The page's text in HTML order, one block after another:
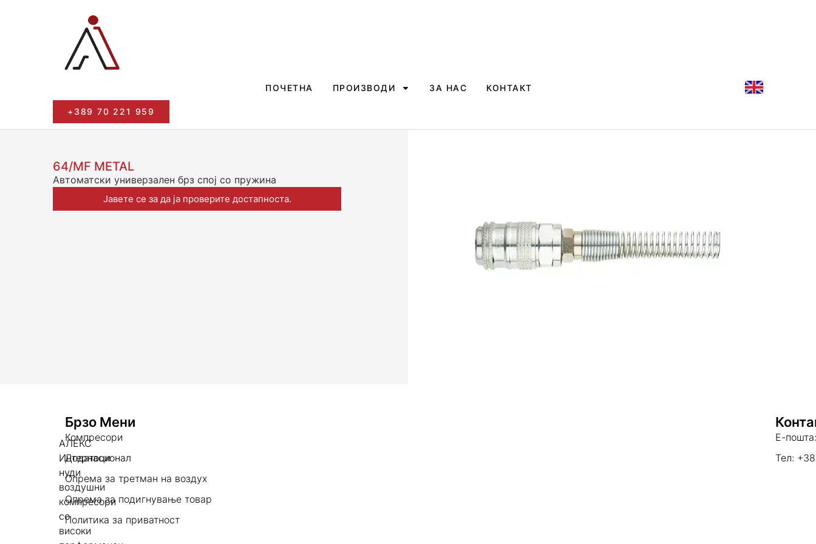
ПОЧЕТНА ПРОИЗВОДИ ЗА НАС КОНТАКТ
+389 70 221 959
64/MF METAL
Автоматски универзален брз спој со пружина
Јавете се за да ја проверите достапноста.
АЛЕКС
Интернасионал
нуди
воздушни
компресори
со
високи
Брзо Мени
Компресори
Додатоци
Опрема за третман на воздух
Опрема за подигнување товар
Политика за приватност
Е-
Тел: